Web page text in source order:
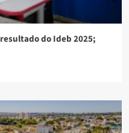
do Ideb 2025;